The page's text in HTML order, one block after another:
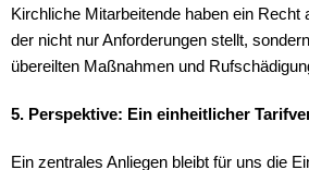
Kirchliche Mitarbeitende haben ein Recht
der nicht nur Anforderungen stellt,
übereilten Maßnahmen und
5. Perspektive: Ein einheitlicher
Ein zentrales Anliegen bleibt für uns die